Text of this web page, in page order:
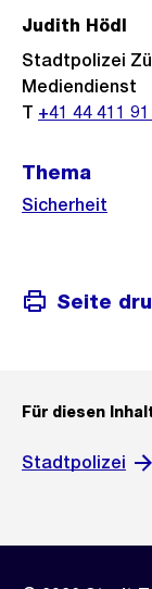
Judith Hödl
Stadtpolizei
Mediendienst
T +41 44 411 91
Thema
Sicherheit
Seite
Für diesen
Stadtpolizei